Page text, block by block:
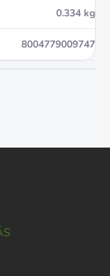
0.334 kg
8004779009747